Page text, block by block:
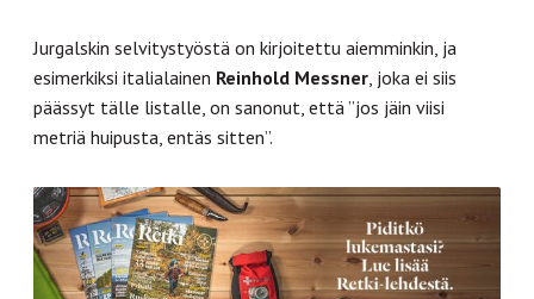
Jurgalskin selvitystyöstä on kirjoitettu aiemminkin, ja
esimerkiksi italialainen Reinhold Messner, joka ei siis
päässyt tälle listalle, on sanonut, että ”jos jäin viisi
metriä huipusta, entäs sitten”.